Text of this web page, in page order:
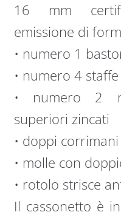
16 mm
emissione di
• numero 1
• numero 4 staffe
• numero 2
superiori zincati
• doppi
• molle con
• rotolo strisce
Il cassonetto è